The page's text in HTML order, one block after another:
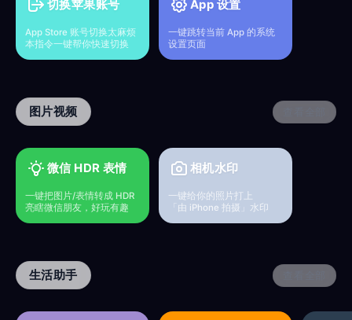
切换苹果账号
App Store 账号切换太麻烦
本指令一键帮你快速切换
App 设置
一键跳转当前 App 的系统
设置页面
图片视频
微信 HDR 表情
一键把图片/表情转成 HDR
亮瞎微信朋友，好玩有趣
相机水印
一键给你的照片打上
「由 iPhone 拍摄」水印
生活助手